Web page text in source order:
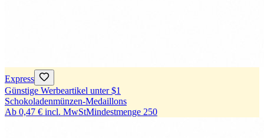
Express
Günstige Werbeartikel unter $1
Schokoladenmünzen-Medaillons
Ab 0,47 € incl. MwStMindestmenge 250